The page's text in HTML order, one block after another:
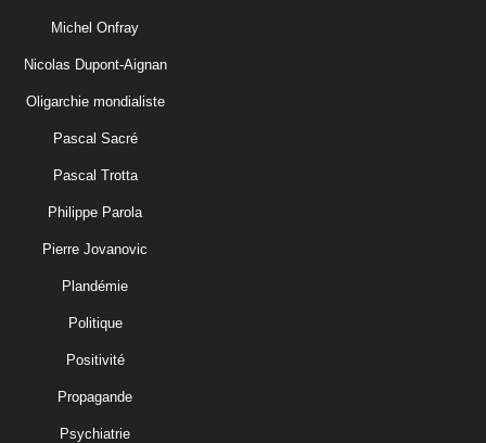
Michel Onfray
Nicolas Dupont-Aignan
Oligarchie mondialiste
Pascal Sacré
Pascal Trotta
Philippe Parola
Pierre Jovanovic
Plandémie
Politique
Positivité
Propagande
Psychiatrie